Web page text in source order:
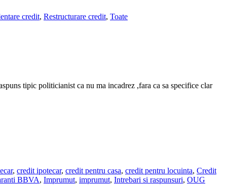
credit, Restructurare credit, Toate
tipic politicianist ca nu ma incadrez ,fara ca sa specifice clar
, credit ipotecar, credit pentru casa, credit pentru locuinta, Credit
BBVA, Imprumut, imprumut, Intrebari si raspunsuri, OUG